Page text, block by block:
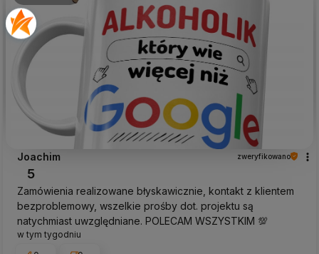
Joachim zweryfikowano
5
Zamówienia realizowane błyskawicznie, kontakt z klientem
bezproblemowy, wszelkie prośby dot. projektu są
natychmiast uwzględniane. POLECAM WSZYSTKIM 💯
w tym tygodniu